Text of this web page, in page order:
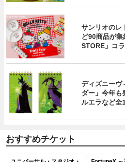
サンリオのレ
ど90商品が
STORE」コ
ディズニーヴ
ダー」今年
ルエラなど全
おすすめチケット